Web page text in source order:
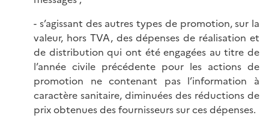
- s’agissant des autres types de promotion, sur la
valeur, hors TVA, des dépenses de réalisation et
de distribution qui ont été engagées au titre de
l’année civile précédente pour les actions de
promotion ne contenant pas l’information à
caractère sanitaire, diminuées des réductions de
prix obtenues des fournisseurs sur ces dépenses.